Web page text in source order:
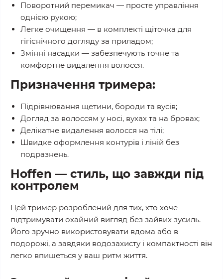
Поворотний перемикач — просте управління
однією рукою;
Легке очищення — в комплекті щіточка для
гігієнічного догляду за приладом;
Змінні насадки — забезпечують точне та
комфортне видалення волосся.
Призначення тримера:
Підрівнювання щетини, бороди та вусів;
Догляд за волоссям у носі, вухах та на бровах;
Делікатне видалення волосся на тілі;
Швидке оформлення контурів і ліній без
подразнень.
Hoffen — стиль, що завжди під
контролем
Цей тример розроблений для тих, хто хоче
підтримувати охайний вигляд без зайвих зусиль.
Його зручно використовувати вдома або в
подорожі, а завдяки водозахисту і компактності він
легко впишеться у ваш ритм життя.